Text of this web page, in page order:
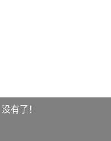
没有了！